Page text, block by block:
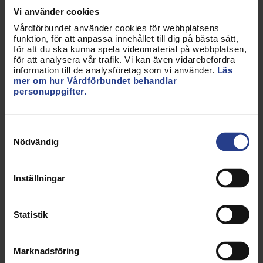
Vi använder cookies
Vårdförbundet använder cookies för webbplatsens
funktion, för att anpassa innehållet till dig på bästa sätt,
för att du ska kunna spela videomaterial på webbplatsen,
för att analysera vår trafik. Vi kan även vidarebefordra
information till de analysföretag som vi använder. Läs
mer om hur Vårdförbundet behandlar
personuppgifter.
Nödvändig
Inställningar
Statistik
Marknadsföring
inte se att vinsterna för brottsbekämpningen står i
proportion till den påverkan förslaget kan få för
hälso- och sjukvården.
Här är det också viktigt att uppmärksamma att det
inte bara handlar om möjlighet för hälso- och
sjukvårdspersonal att lämna uppgifter. Om en
skyldighet att vid förfrågan lämna ut uppgifter till
utvidgning som nu föreslås kan innebära en utökad
överhuvudtaget inte berörts i betänkandet.
under utredningens kartläggning innebärande att